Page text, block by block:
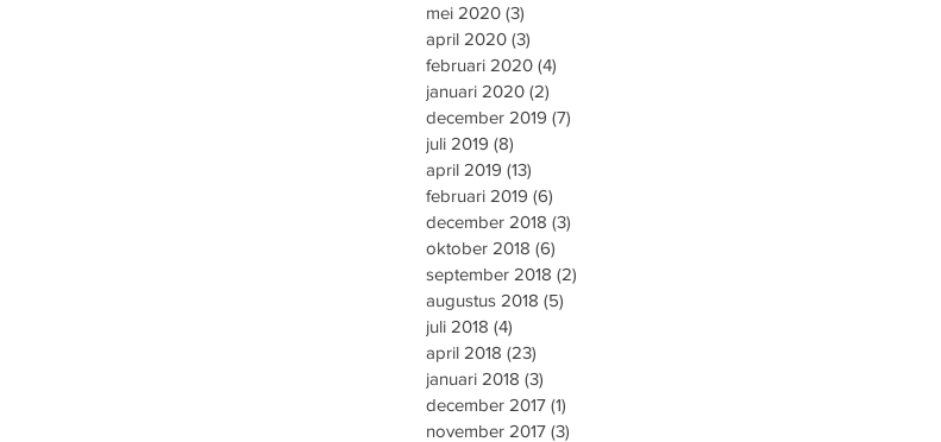
mei 2020 (3)
april 2020 (3)
februari 2020 (4)
januari 2020 (2)
december 2019 (7)
juli 2019 (8)
april 2019 (13)
februari 2019 (6)
december 2018 (3)
oktober 2018 (6)
september 2018 (2)
augustus 2018 (5)
juli 2018 (4)
april 2018 (23)
januari 2018 (3)
december 2017 (1)
november 2017 (3)